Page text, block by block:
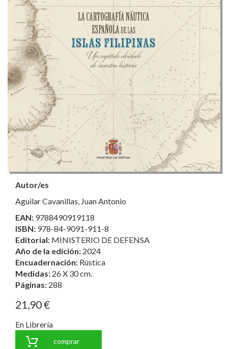
Autor/es
Aguilar Cavanillas, Juan Antonio
EAN: 9788490919118
ISBN: 978-84-9091-911-8
Editorial: MINISTERIO DE DEFENSA
Año de la edición: 2024
Encuadernación: Rústica
Medidas: 26 X 30 cm.
Páginas: 288
21,90 €
En Librería
comprar